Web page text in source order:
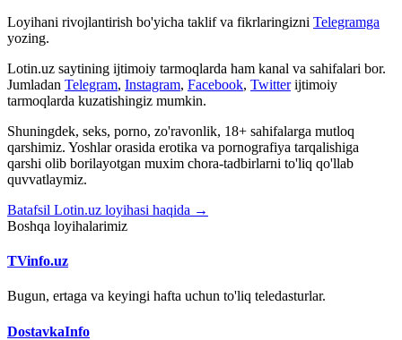
Loyihani rivojlantirish bo'yicha taklif va fikrlaringizni Telegramga
yozing.
Lotin.uz saytining ijtimoiy tarmoqlarda ham kanal va sahifalari bor.
Jumladan Telegram, Instagram, Facebook, Twitter ijtimoiy
tarmoqlarda kuzatishingiz mumkin.
Shuningdek, seks, porno, zo'ravonlik, 18+ sahifalarga mutloq
qarshimiz. Yoshlar orasida erotika va pornografiya tarqalishiga
qarshi olib borilayotgan muxim chora-tadbirlarni to'liq qo'llab
quvvatlaymiz.
Batafsil Lotin.uz loyihasi haqida →
Boshqa loyihalarimiz
TVinfo.uz
Bugun, ertaga va keyingi hafta uchun to'liq teledasturlar.
DostavkaInfo